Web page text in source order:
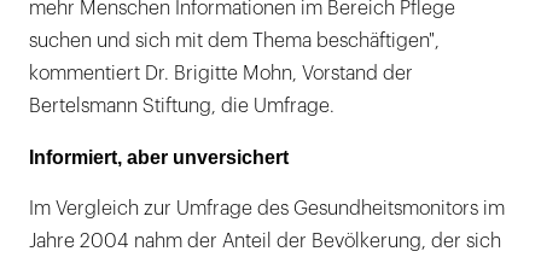
mehr Menschen Informationen im Bereich Pflege
suchen und sich mit dem Thema beschäftigen",
kommentiert Dr. Brigitte Mohn, Vorstand der
Bertelsmann Stiftung, die Umfrage.
Informiert, aber unversichert
Im Vergleich zur Umfrage des Gesundheitsmonitors im
Jahre 2004 nahm der Anteil der Bevölkerung, der sich